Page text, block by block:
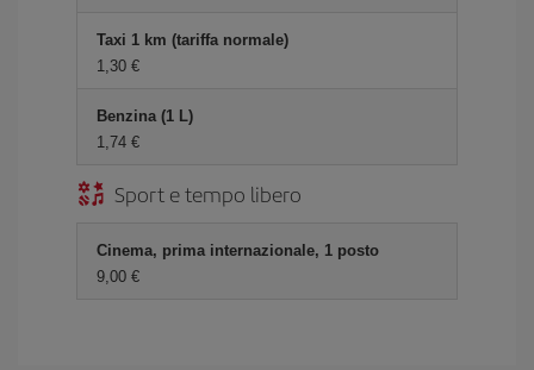
Taxi 1 km (tariffa normale)
1,30 €
Benzina (1 L)
1,74 €
Sport e tempo libero
Cinema, prima internazionale, 1 posto
9,00 €